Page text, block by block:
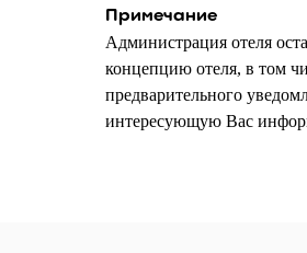
Примечание
Администрация отеля
концепцию отеля, в том
предварительного
интересующую Вас